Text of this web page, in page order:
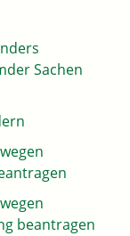
Sachen
beantragen